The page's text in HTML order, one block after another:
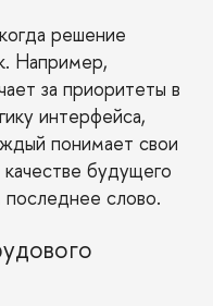
решение
Например,
за приоритеты в
интерфейса,
понимает свои
будущего
последнее слово.